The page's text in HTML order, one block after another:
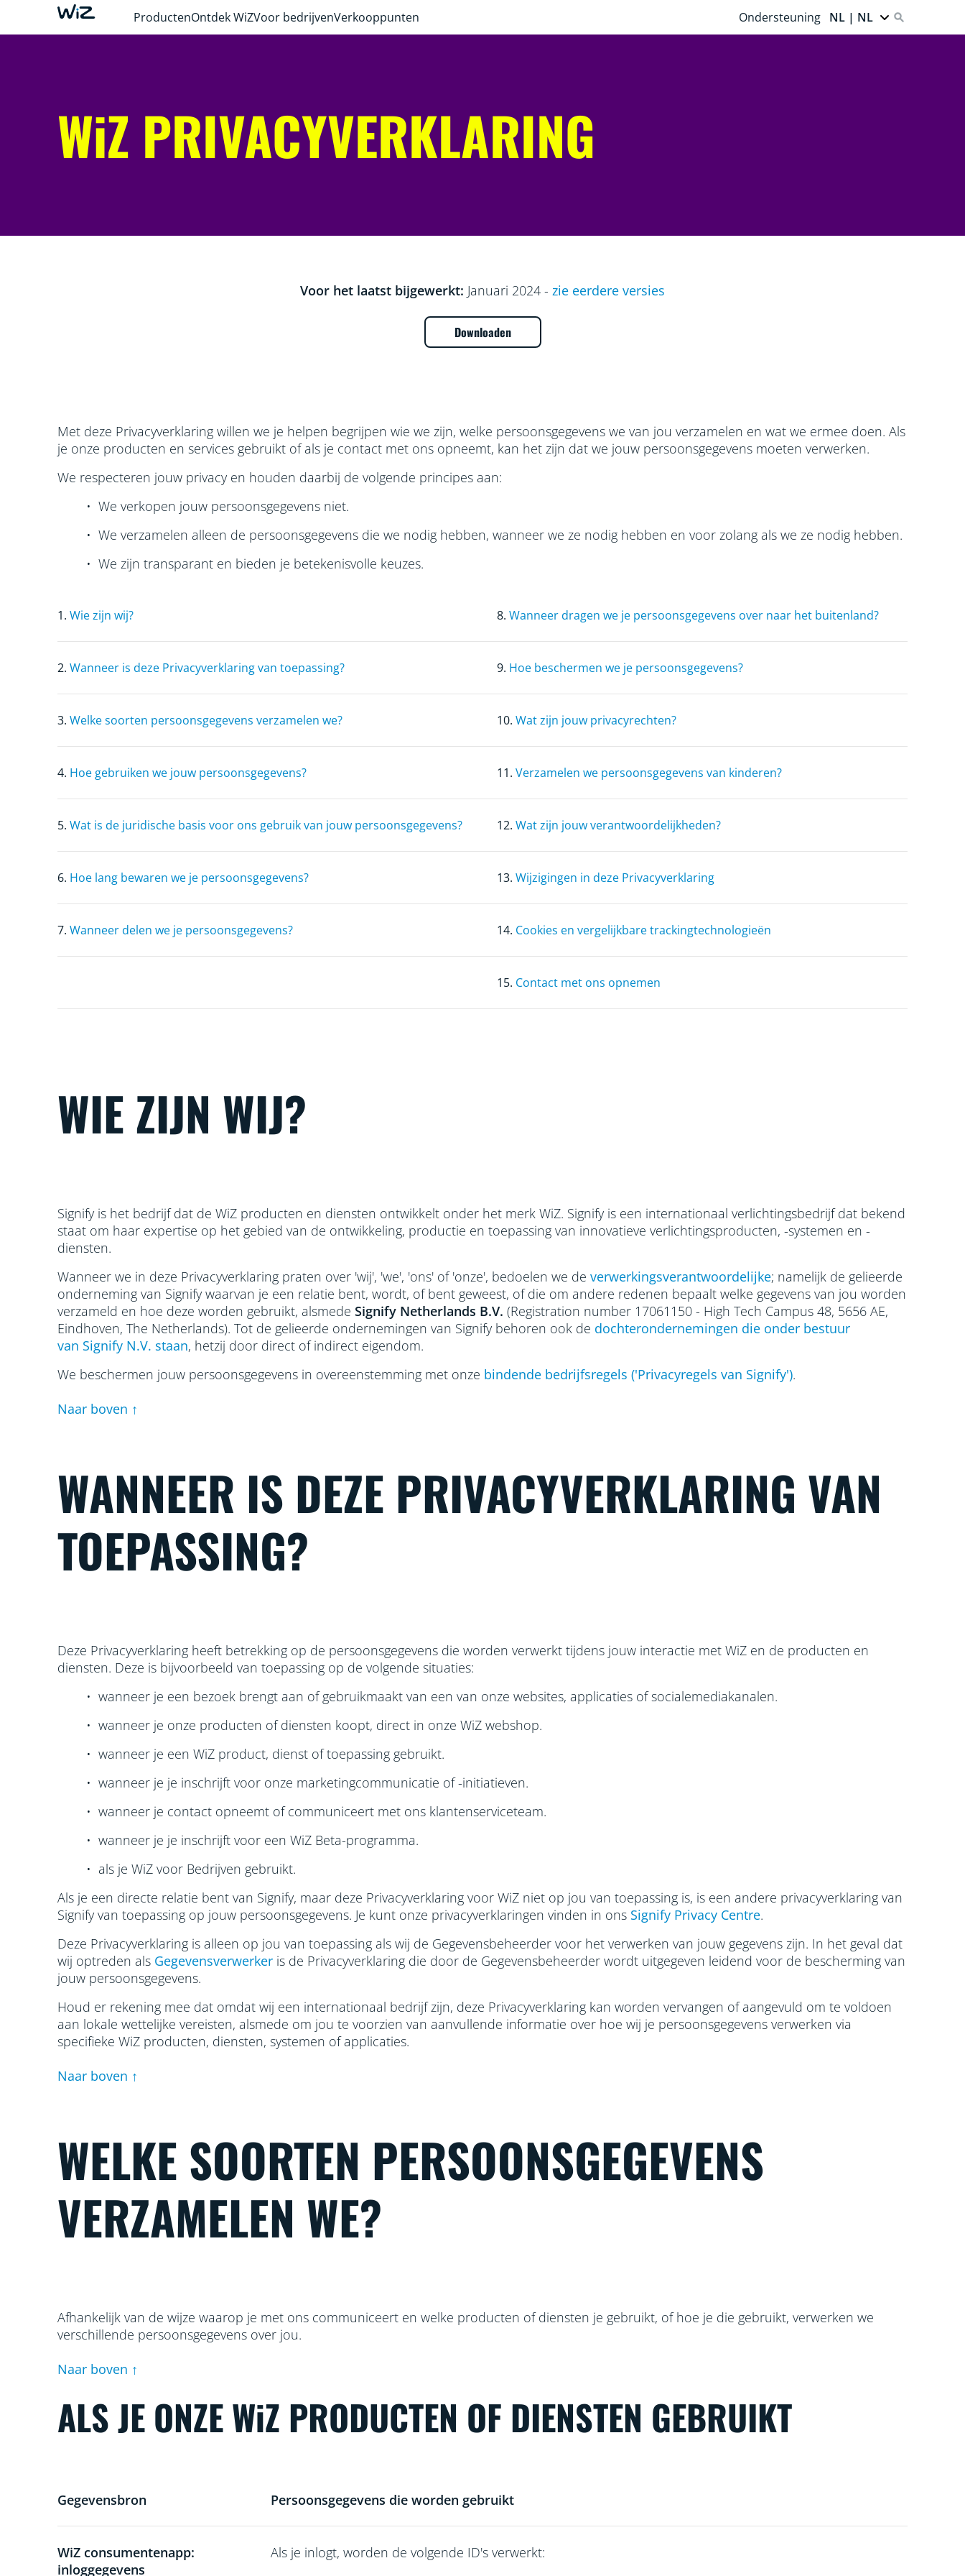
ProductenOntdek WiZVoor bedrijvenVerkooppunten Ondersteuning NL | NL
WiZ PRIVACYVERKLARING
Voor het laatst bijgewerkt: Januari 2024 - zie eerdere versies
Downloaden
Met deze Privacyverklaring willen we je helpen begrijpen wie we zijn, welke persoonsgegevens we van jou verzamelen en wat we ermee doen. Als
je onze producten en services gebruikt of als je contact met ons opneemt, kan het zijn dat we jouw persoonsgegevens moeten verwerken.
We respecteren jouw privacy en houden daarbij de volgende principes aan:
• We verkopen jouw persoonsgegevens niet.
• We verzamelen alleen de persoonsgegevens die we nodig hebben, wanneer we ze nodig hebben en voor zolang als we ze nodig hebben.
• We zijn transparant en bieden je betekenisvolle keuzes.
1. Wie zijn wij? 8. Wanneer dragen we je persoonsgegevens over naar het buitenland?
2. Wanneer is deze Privacyverklaring van toepassing? 9. Hoe beschermen we je persoonsgegevens?
3. Welke soorten persoonsgegevens verzamelen we? 10. Wat zijn jouw privacyrechten?
4. Hoe gebruiken we jouw persoonsgegevens? 11. Verzamelen we persoonsgegevens van kinderen?
5. Wat is de juridische basis voor ons gebruik van jouw persoonsgegevens? 12. Wat zijn jouw verantwoordelijkheden?
6. Hoe lang bewaren we je persoonsgegevens? 13. Wijzigingen in deze Privacyverklaring
7. Wanneer delen we je persoonsgegevens? 14. Cookies en vergelijkbare trackingtechnologieën
15. Contact met ons opnemen
WIE ZIJN WIJ?
Signify is het bedrijf dat de WiZ producten en diensten ontwikkelt onder het merk WiZ. Signify is een internationaal verlichtingsbedrijf dat bekend
staat om haar expertise op het gebied van de ontwikkeling, productie en toepassing van innovatieve verlichtingsproducten, -systemen en -
diensten.
Wanneer we in deze Privacyverklaring praten over 'wij', 'we', 'ons' of 'onze', bedoelen we de verwerkingsverantwoordelijke; namelijk de gelieerde
onderneming van Signify waarvan je een relatie bent, wordt, of bent geweest, of die om andere redenen bepaalt welke gegevens van jou worden
verzameld en hoe deze worden gebruikt, alsmede Signify Netherlands B.V. (Registration number 17061150 - High Tech Campus 48, 5656 AE,
Eindhoven, The Netherlands). Tot de gelieerde ondernemingen van Signify behoren ook de dochterondernemingen die onder bestuur
van Signify N.V. staan, hetzij door direct of indirect eigendom.
We beschermen jouw persoonsgegevens in overeenstemming met onze bindende bedrijfsregels ('Privacyregels van Signify').
Naar boven ↑
WANNEER IS DEZE PRIVACYVERKLARING VAN
TOEPASSING?
Deze Privacyverklaring heeft betrekking op de persoonsgegevens die worden verwerkt tijdens jouw interactie met WiZ en de producten en
diensten. Deze is bijvoorbeeld van toepassing op de volgende situaties:
• wanneer je een bezoek brengt aan of gebruikmaakt van een van onze websites, applicaties of socialemediakanalen.
• wanneer je onze producten of diensten koopt, direct in onze WiZ webshop.
• wanneer je een WiZ product, dienst of toepassing gebruikt.
• wanneer je je inschrijft voor onze marketingcommunicatie of -initiatieven.
• wanneer je contact opneemt of communiceert met ons klantenserviceteam.
• wanneer je je inschrijft voor een WiZ Beta-programma.
• als je WiZ voor Bedrijven gebruikt.
Als je een directe relatie bent van Signify, maar deze Privacyverklaring voor WiZ niet op jou van toepassing is, is een andere privacyverklaring van
Signify van toepassing op jouw persoonsgegevens. Je kunt onze privacyverklaringen vinden in ons Signify Privacy Centre.
Deze Privacyverklaring is alleen op jou van toepassing als wij de Gegevensbeheerder voor het verwerken van jouw gegevens zijn. In het geval dat
wij optreden als Gegevensverwerker is de Privacyverklaring die door de Gegevensbeheerder wordt uitgegeven leidend voor de bescherming van
jouw persoonsgegevens.
Houd er rekening mee dat omdat wij een internationaal bedrijf zijn, deze Privacyverklaring kan worden vervangen of aangevuld om te voldoen
aan lokale wettelijke vereisten, alsmede om jou te voorzien van aanvullende informatie over hoe wij je persoonsgegevens verwerken via
specifieke WiZ producten, diensten, systemen of applicaties.
Naar boven ↑
WELKE SOORTEN PERSOONSGEGEVENS
VERZAMELEN WE?
Afhankelijk van de wijze waarop je met ons communiceert en welke producten of diensten je gebruikt, of hoe je die gebruikt, verwerken we
verschillende persoonsgegevens over jou.
Naar boven ↑
ALS JE ONZE WiZ PRODUCTEN OF DIENSTEN GEBRUIKT
Gegevensbron Persoonsgegevens die worden gebruikt
WiZ consumentenapp:
inloggegevens
Als je inlogt, worden de volgende ID's verwerkt: